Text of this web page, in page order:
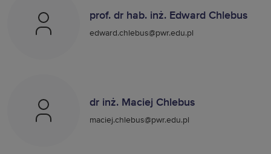
prof. dr hab. inż. Edward Chlebus
edward.chlebus@pwr.edu.pl
dr inż. Maciej Chlebus
maciej.chlebus@pwr.edu.pl